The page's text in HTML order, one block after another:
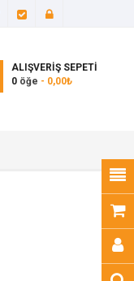
A. Listem (0)
Ödeme
ALIŞVERIŞ SEPETI
0 öğe - 0,00₺